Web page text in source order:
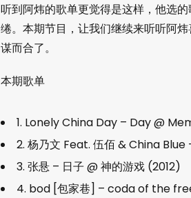
听到阿炜的歌单更觉得是这样，他选
绻。本期节目，让我们继续来听听阿
谋而合了。
本期歌单
1. Lonely China Day – Day @
2. 杨乃文 Feat. 伍佰 & China Blue
3. 张悬 – 日子 @ 神的游戏 (2012)
4. bod [包家巷] – coda of the